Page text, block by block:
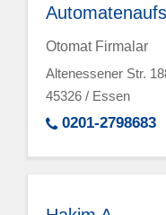
Otomat Firmalar
Altenessener Str.
45326 / Essen
0201-2798683